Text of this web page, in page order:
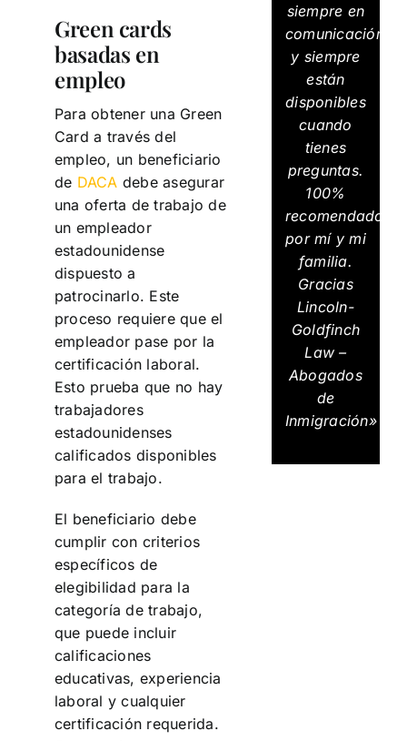
Green cards
basadas en
empleo
Para obtener una Green
Card a través del
empleo, un beneficiario
de DACA debe asegurar
una oferta de trabajo de
un empleador
estadounidense
dispuesto a
patrocinarlo. Este
proceso requiere que el
empleador pase por la
certificación laboral.
Esto prueba que no hay
trabajadores
estadounidenses
calificados disponibles
para el trabajo.
El beneficiario debe
cumplir con criterios
específicos de
elegibilidad para la
categoría de trabajo,
que puede incluir
calificaciones
educativas, experiencia
laboral y cualquier
certificación requerida.
siempre en
comunicación
y siempre
están
disponibles
cuando
tienes
preguntas.
100%
recomendados
por mí y mi
familia.
Gracias
Lincoln-
Goldfinch
Law –
Abogados
de
Inmigración»